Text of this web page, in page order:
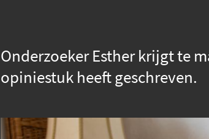
Onderzoeker Esther krijgt te
opiniestuk heeft geschreven.